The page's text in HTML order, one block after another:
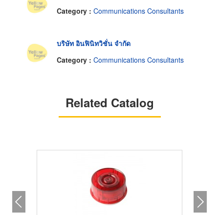
Category : Communications Consultants
บริษัท อินฟินิทวิชั่น จำกัด
Category : Communications Consultants
Related Catalog